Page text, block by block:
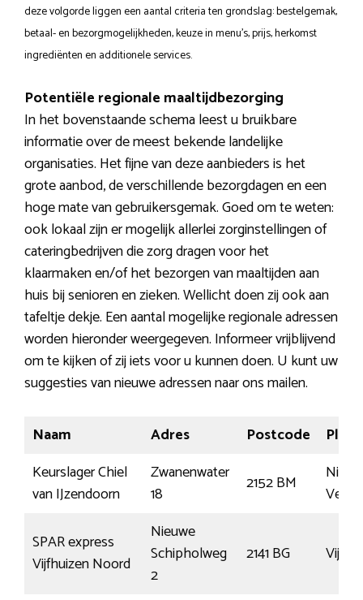
deze volgorde liggen een aantal criteria ten grondslag: bestelgemak,
betaal- en bezorgmogelijkheden, keuze in menu’s, prijs, herkomst
ingrediënten en additionele services.
Potentiële regionale maaltijdbezorging
In het bovenstaande schema leest u bruikbare
informatie over de meest bekende landelijke
organisaties. Het fijne van deze aanbieders is het
grote aanbod, de verschillende bezorgdagen en een
hoge mate van gebruikersgemak. Goed om te weten:
ook lokaal zijn er mogelijk allerlei zorginstellingen of
cateringbedrijven die zorg dragen voor het
klaarmaken en/of het bezorgen van maaltijden aan
huis bij senioren en zieken. Wellicht doen zij ook aan
tafeltje dekje. Een aantal mogelijke regionale adressen
worden hieronder weergegeven. Informeer vrijblijvend
om te kijken of zij iets voor u kunnen doen. U kunt uw
suggesties van nieuwe adressen naar ons mailen.
Naam Adres Postcode
Keurslager Chiel
van IJzendoorn
Zwanenwater
18
2152 BM
SPAR express
Vijfhuizen Noord
Nieuwe
Schipholweg
2
2141 BG